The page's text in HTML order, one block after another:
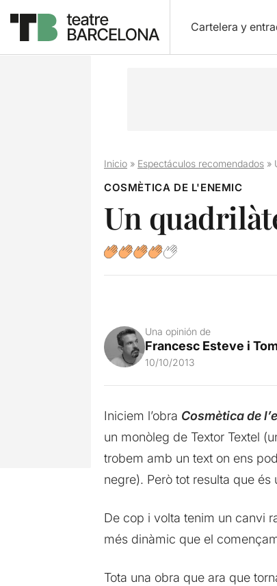
Cartelera y
Inicio» Espectáculos recomendados»
COSMÈTICA DE L'ENEMIC
Un
Una opinión de
Francesc Esteve i
10/10/2013
Iniciem l’obra Cosmètica de
un monòleg de Textor Textel
trobem amb un text on ens
negre). Però tot resulta que és
De cop i volta tenim un canvi
més dinàmic que el
Tota una obra que ara que